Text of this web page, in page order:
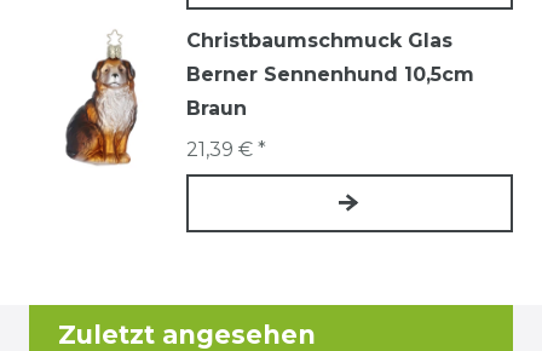
Christbaumschmuck Glas
Berner Sennenhund 10,5cm
Braun
21,39 € *
Zuletzt angesehen